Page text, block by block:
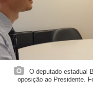
O deputado estadual
oposição ao Presidente.